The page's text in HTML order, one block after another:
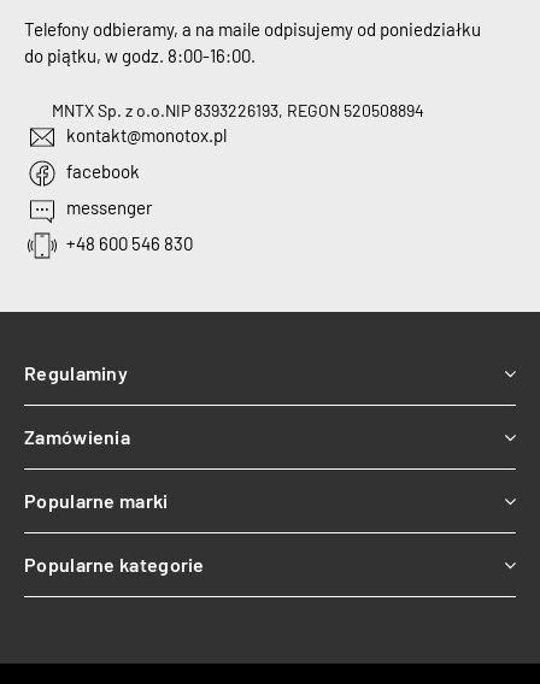
Telefony odbieramy, a na maile odpisujemy od poniedziałku
do piątku, w godz. 8:00-16:00.
MNTX Sp. z o.o.NIP 8393226193, REGON 520508894
kontakt@monotox.pl
facebook
messenger
+48 600 546 830
Regulaminy
Zamówienia
Popularne marki
Popularne kategorie